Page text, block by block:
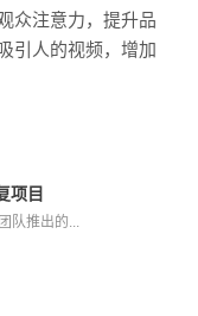
众注意力，提升品
引人的视频，增加
项目
队推出的...